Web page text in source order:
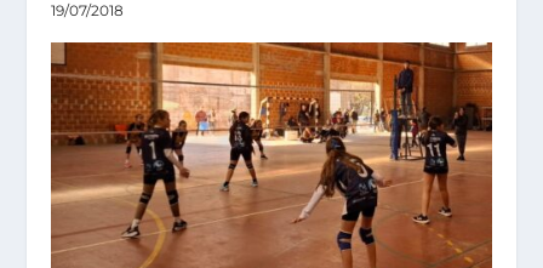
19/07/2018